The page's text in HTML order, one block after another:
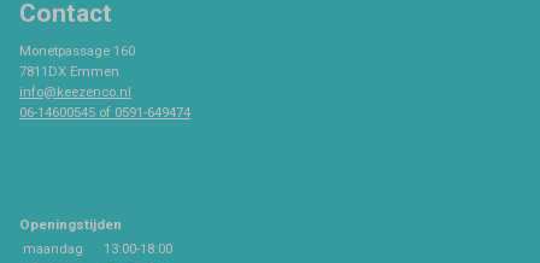
Contact
Monetpassage 160
7811DX Emmen
info@keezenco.nl
06-14600545 of 0591-649474
Openingstijden
maandag
13:00-18:00